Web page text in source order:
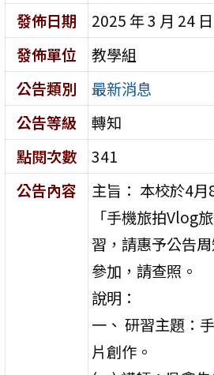
發佈日期
2025 年 3 月 24 日
發佈單位
教學組
公告類別
最新消息
公告等級
轉知
點閱次數
341
公告內容
主旨： 本校於4
「手機旅拍Vlog
習，請惠予公告
參加，請查照。
說明：
一、 研習主題：
片創作。